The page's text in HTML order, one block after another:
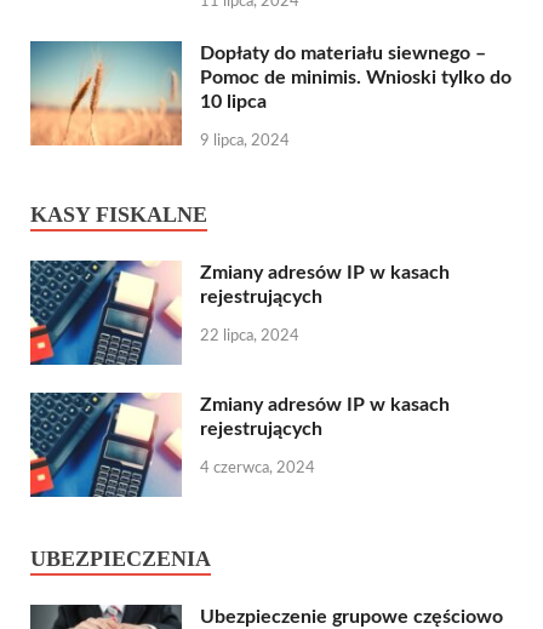
Dopłaty do materiału siewnego –
Pomoc de minimis. Wnioski tylko do
10 lipca
9 lipca, 2024
KASY FISKALNE
Zmiany adresów IP w kasach
rejestrujących
22 lipca, 2024
Zmiany adresów IP w kasach
rejestrujących
4 czerwca, 2024
UBEZPIECZENIA
Ubezpieczenie grupowe częściowo